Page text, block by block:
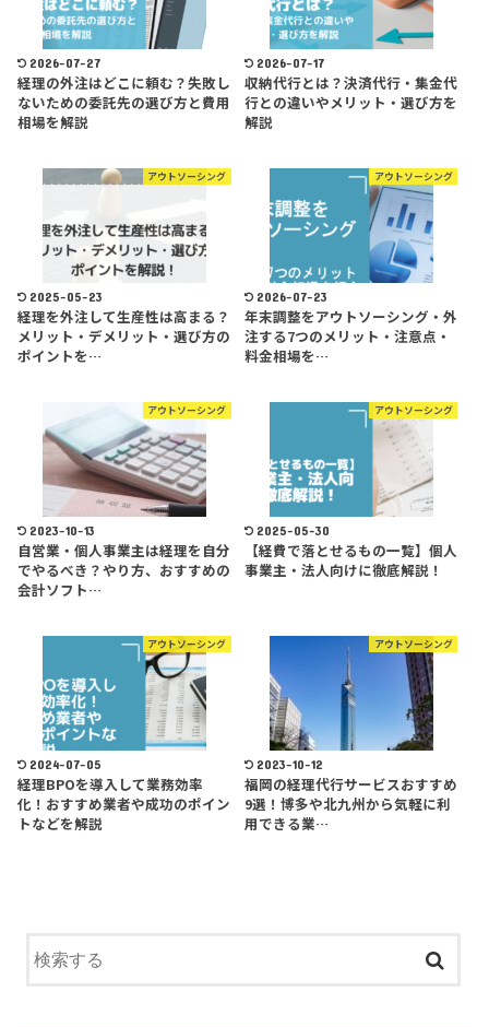
2026-07-27
経理の外注はどこに頼む？失敗し
ないための委託先の選び方と費用
相場を解説
2026-07-17
収納代行とは？決済代行・集金代
行との違いやメリット・選び方を
解説
アウトソーシング
2025-05-23
経理を外注して生産性は高まる？
メリット・デメリット・選び方の
ポイントを…
アウトソーシング
2026-07-23
年末調整をアウトソーシング・外
注する7つのメリット・注意点・
料金相場を…
アウトソーシング
2023-10-13
自営業・個人事業主は経理を自分
でやるべき？やり方、おすすめの
会計ソフト…
アウトソーシング
2025-05-30
【経費で落とせるもの一覧】個人
事業主・法人向けに徹底解説！
アウトソーシング
2024-07-05
経理BPOを導入して業務効率
化！おすすめ業者や成功のポイン
トなどを解説
アウトソーシング
2023-10-12
福岡の経理代行サービスおすすめ
9選！博多や北九州から気軽に利
用できる業…